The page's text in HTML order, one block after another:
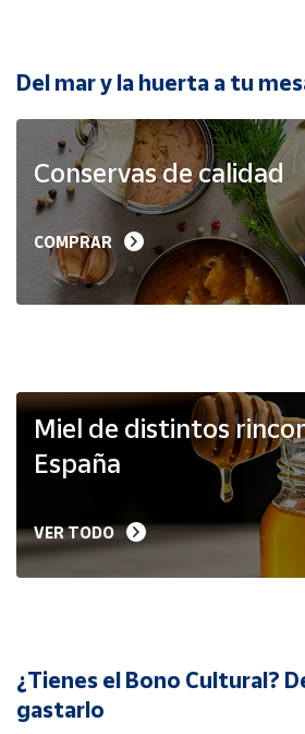
de Correos
Market
Productos
Solidarios
Ayuda
Vendedores
Mapa de
Hazte
vendedor
Cuenta
Del mar y la huerta a tu
Conservas de calidad
COMPRAR
Miel de distintos
España
VER TODO
¿Tienes el Bono Cultural?
gastarlo